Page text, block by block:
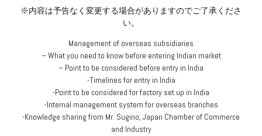
※内容は予告なく変更する場合がありますのでご了承くださ
い。
Management of overseas subsidiaries
– What you need to know before entering Indian market
– Point to be considered before entry in India
-Timelines for entry in India
-Point to be considered for factory set up in India
-Internal management system for overseas branches
-Knowledge sharing from Mr. Sugino, Japan Chamber of Commerce
and Industry